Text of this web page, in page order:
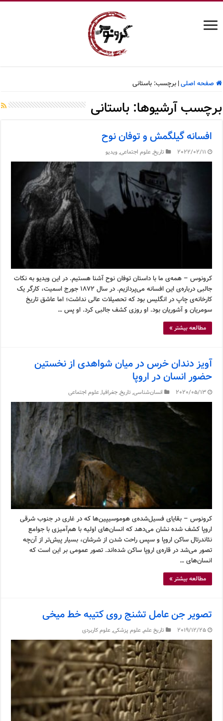
صفحه اصلی| برچسب:باستانی
برچسب آرشیوها:باستانی
افسانه گیلگمش و توفان نوح
2022/02/11 تاریخ,علوم اجتماعی,ویدیو
کرونوس – همه‌ی ما با داستان توفان نوح آشنا هستیم. در این ویدیو به نکات
جالبی درباره‌ی این افسانه می‌پردازیم. در سال ۱۸۷۲ جورج اسمیت، کارگر یک
کارخانه‌ی چاپ در انگلیس بود که تحصیلات عالی نداشت؛ اما عاشق تاریخ
سومریان و آشوریان بود. او روزی کشف جالبی کرد. او پس …
مطالعه بیشتر »
آویز دندان خرس در میان شواهدی از نخستین
حضور انسان در اروپا
2020/05/13 انسان‌شناسی, تاریخ,جغرافیا,علوم اجتماعی
کرونوس – بقایای فسیل‌شده‌ی هوموسیپین‌ها که در غاری در جنوب شرقی
اروپا کشف شده نشان می‌دهد که انسان‌های اولیه با هم‌آمیزی با جوامع
نئاندرتال ساکن اروپا و سپس راحت شدن از شرشان، بسیار پیش‌تر از آن‌چه
تصور می‌شد در قاره‌ی اروپا ساکن شده‌اند. تصور عمومی بر این است که
انسان‌های …
مطالعه بیشتر »
تصویر جن عامل تشنج روی کتیبه خط میخی
2019/12/25 تاریخ علم,علوم پزشکی,علوم کاربردی